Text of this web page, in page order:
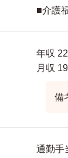
■介護
年収
月収
備
通勤手